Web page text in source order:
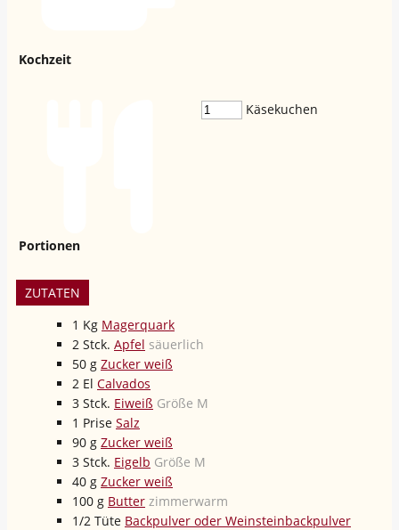
Kochzeit
Portionen
Käsekuchen
ZUTATEN
1 Kg Magerquark
2 Stck. Apfel säuerlich
50 g Zucker weiß
2 El Calvados
3 Stck. Eiweiß Größe M
1 Prise Salz
90 g Zucker weiß
3 Stck. Eigelb Größe M
40 g Zucker weiß
100 g Butter zimmerwarm
1/2 Tüte Backpulver oder Weinsteinbackpulver